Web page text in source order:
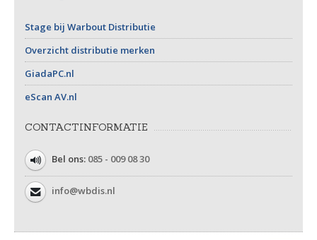
Stage bij Warbout Distributie
Overzicht distributie merken
GiadaPC.nl
eScan AV.nl
CONTACTINFORMATIE
Bel ons: 085 - 009 08 30
info@wbdis.nl